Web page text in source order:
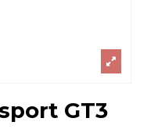
GT3